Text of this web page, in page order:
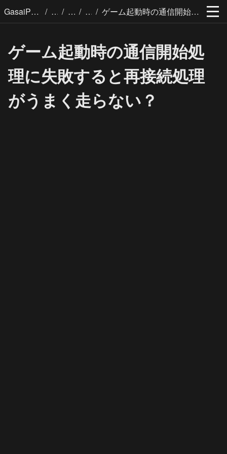
GasaiPages / / / / ゲーム起動時の通信開始処理に失敗すると再接続処理がうまく走らない？
ゲーム起動時の通信開始処
理に失敗すると再接続処理
がうまく走らない？